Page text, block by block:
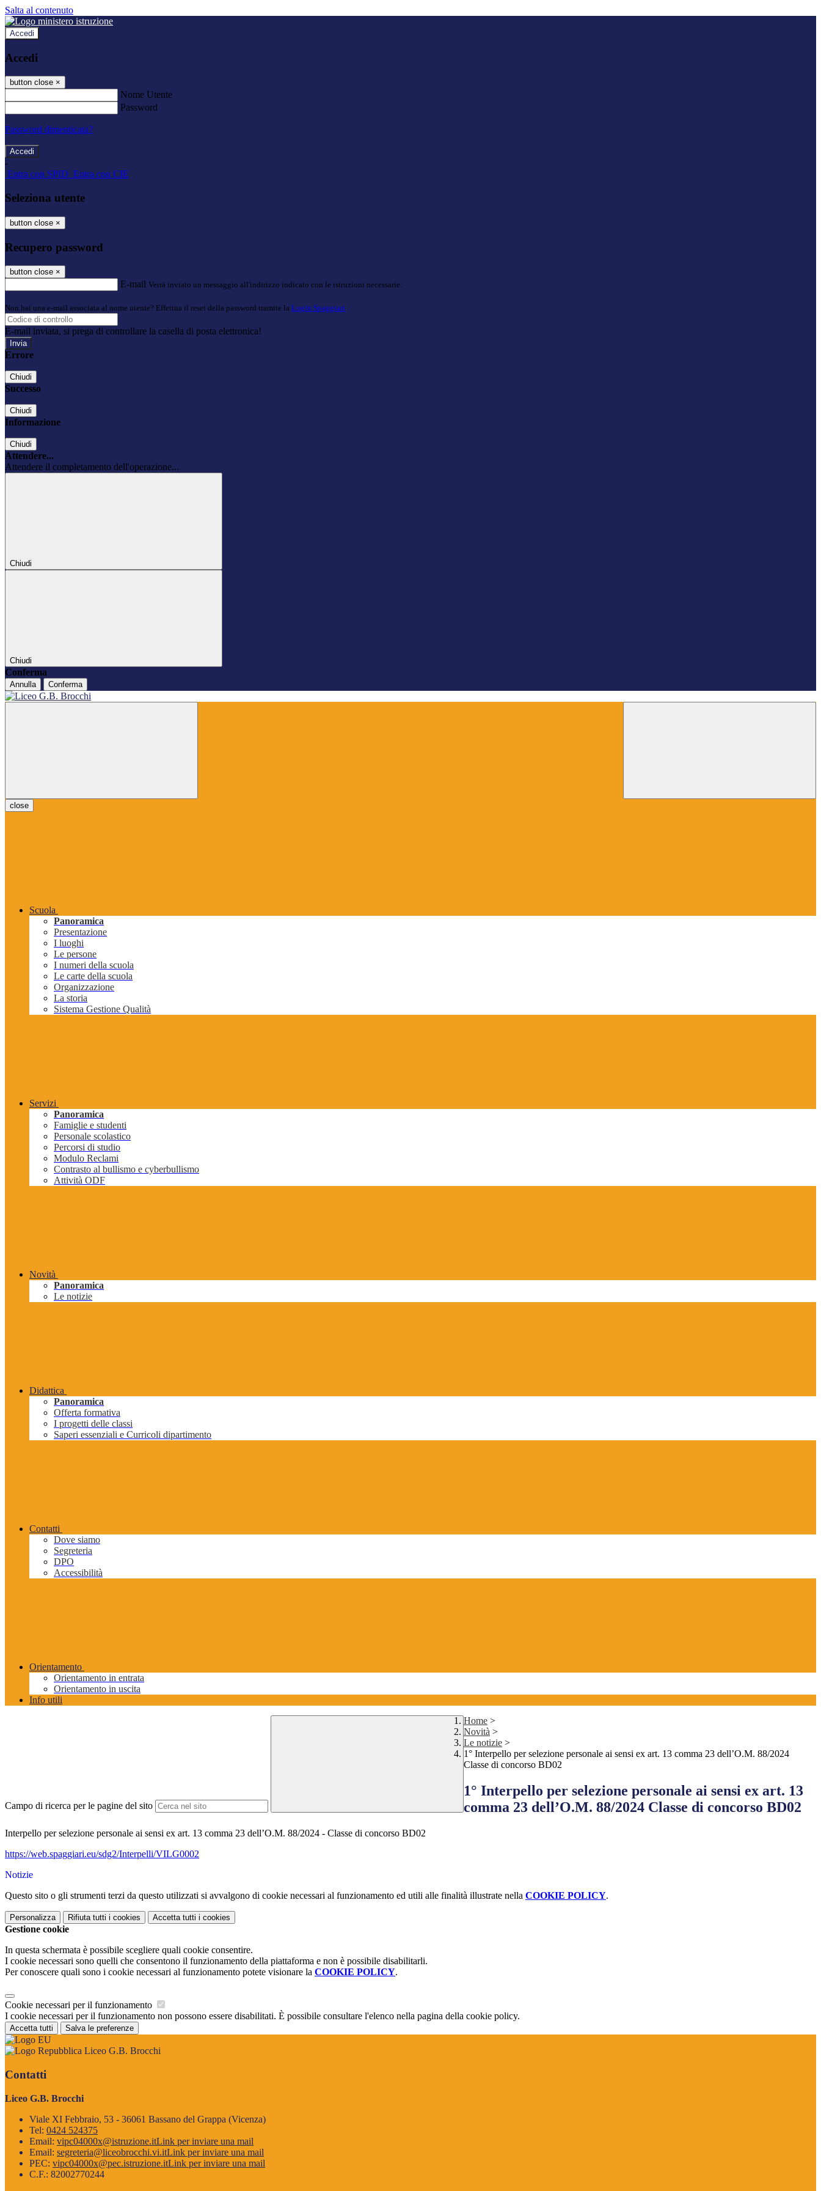
Salta al contenuto
Accedi
Accedi
button close ×
Nome Utente
Password
Password dimenticata?
-
Entra con SPID Entra con CIE
Seleziona utente
button close ×
Recupero password
button close ×
E-mail Verrà inviato un messaggio all'indirizzo indicato con le istruzioni necessarie.
Non hai una e-mail associata al nome utente? Effettua il reset della password tramite la Login Spaggiari
E-mail inviata, si prega di controllare la casella di posta elettronica!
Errore
Chiudi
Successo
Chiudi
Informazione
Chiudi
Attendere...
Attendere il completamento dell'operazione...
Chiudi
Chiudi
Conferma
Annulla Conferma
close
Scuola
Panoramica
Presentazione
I luoghi
Le persone
I numeri della scuola
Le carte della scuola
Organizzazione
La storia
Sistema Gestione Qualità
Servizi
Panoramica
Famiglie e studenti
Personale scolastico
Percorsi di studio
Modulo Reclami
Contrasto al bullismo e cyberbullismo
Attività ODF
Novità
Panoramica
Le notizie
Didattica
Panoramica
Offerta formativa
I progetti delle classi
Saperi essenziali e Curricoli dipartimento
Contatti
Dove siamo
Segreteria
DPO
Accessibilità
Orientamento
Orientamento in entrata
Orientamento in uscita
Info utili
Campo di ricerca per le pagine del sito
Home >
Novità >
Le notizie >
1° Interpello per selezione personale ai sensi ex art. 13 comma 23 dell’O.M. 88/2024
Classe di concorso BD02
1° Interpello per selezione personale ai sensi ex art. 13
comma 23 dell’O.M. 88/2024 Classe di concorso BD02
Interpello per selezione personale ai sensi ex art. 13 comma 23 dell’O.M. 88/2024 - Classe di concorso BD02
https://web.spaggiari.eu/sdg2/Interpelli/VILG0002
Notizie
Questo sito o gli strumenti terzi da questo utilizzati si avvalgono di cookie necessari al funzionamento ed utili alle finalità illustrate nella COOKIE POLICY.
Personalizza Rifiuta tutti i cookies Accetta tutti i cookies
Gestione cookie
In questa schermata è possibile scegliere quali cookie consentire.
I cookie necessari sono quelli che consentono il funzionamento della piattaforma e non è possibile disabilitarli.
Per conoscere quali sono i cookie necessari al funzionamento potete visionare la COOKIE POLICY.
Cookie necessari per il funzionamento
I cookie necessari per il funzionamento non possono essere disabilitati. È possibile consultare l'elenco nella pagina della cookie policy.
Accetta tutti Salva le preferenze
Liceo G.B. Brocchi
Contatti
Liceo G.B. Brocchi
Viale XI Febbraio, 53 - 36061 Bassano del Grappa (Vicenza)
Tel: 0424 524375
Email: vipc04000x@istruzione.itLink per inviare una mail
Email: segreteria@liceobrocchi.vi.itLink per inviare una mail
PEC: vipc04000x@pec.istruzione.itLink per inviare una mail
C.F.: 82002770244